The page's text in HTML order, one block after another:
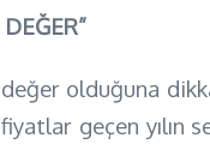
olduğuna
geçen yılın